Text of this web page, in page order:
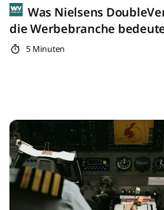
Was Nielsens
die Werbebranche
5 Minuten